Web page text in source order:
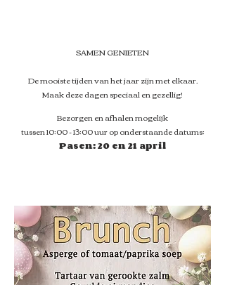
SAMEN GENIETEN
De mooiste tijden van het jaar zijn met elkaar.
Maak deze dagen speciaal en gezellig!
Bezorgen en afhalen mogelijk
tussen 10:00 - 13:00 uur op onderstaande datums:
Pasen: 20 en 21 april